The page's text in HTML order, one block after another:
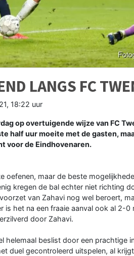
LANGS FC
18:22 uur
op overtuigende wijze van FC
half uur moeite met de gasten,
voor de Eindhovenaren.
oefenen, maar de beste
kregen de bal echter niet richting
van Zahavi nog wel beroert,
is het na een fraaie aanval ook al 2-
door Zahavi.
helemaal beslist door een prachtige
duel gecontroleerd uitspelen, al